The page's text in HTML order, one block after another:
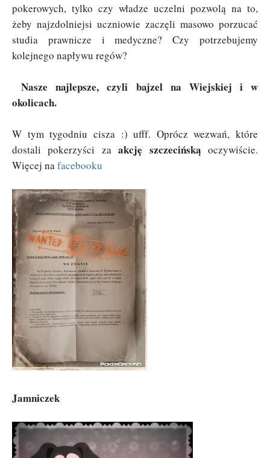
pokerowych, tylko czy władze uczelni pozwolą na to,
żeby najzdolniejsi uczniowie zaczęli masowo porzucać
studia prawnicze i medyczne? Czy potrzebujemy
kolejnego napływu regów?
Nasze najlepsze, czyli bajzel na Wiejskiej i w
okolicach.
W tym tygodniu cisza :) ufff. Oprócz wezwań, które
dostali pokerzyści zaakcję szczecińską oczywiście.
Więcej nafacebooku
Jamniczek